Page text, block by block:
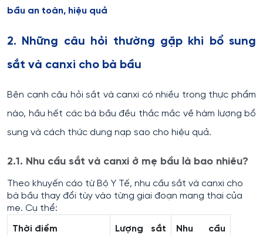
bầu an toàn, hiệu quả
2. Những câu hỏi thường gặp khi bổ sung
sắt và canxi cho bà bầu
Bên cạnh câu hỏi sắt và canxi có nhiều trong thực phẩm
nào, hầu hết các bà bầu đều thắc mắc về hàm lượng bổ
sung và cách thức dung nạp sao cho hiệu quả.
2.1. Nhu cầu sắt và canxi ở mẹ bầu là bao nhiêu?
Theo khuyến cáo từ Bộ Y Tế, nhu cầu sắt và canxi cho
bà bầu thay đổi tùy vào từng giai đoạn mang thai của
mẹ. Cụ thể:
Thời điểm
Lượng sắt
Nhu cầu